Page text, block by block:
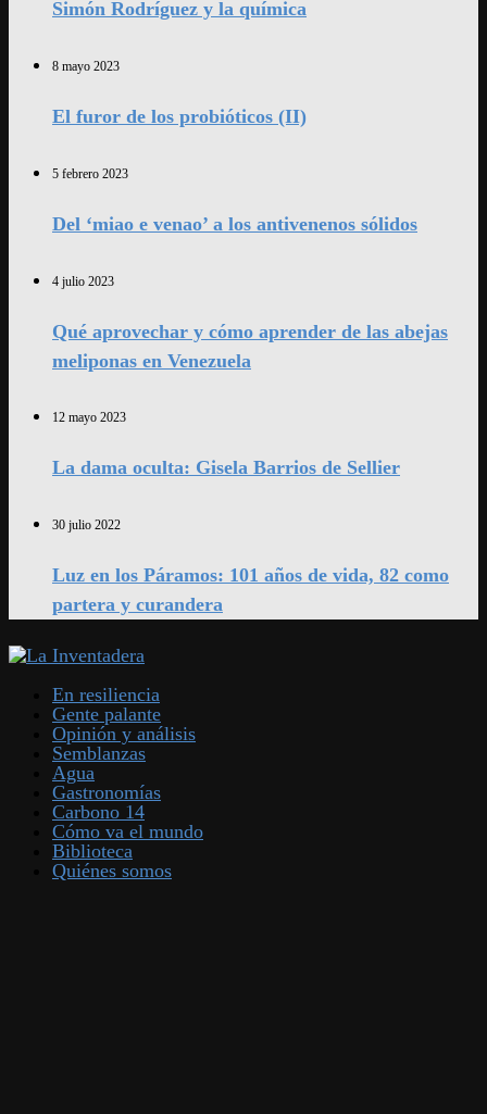
Simón Rodríguez y la química
8 mayo 2023
El furor de los probióticos (II)
5 febrero 2023
Del ‘miao e venao’ a los antivenenos sólidos
4 julio 2023
Qué aprovechar y cómo aprender de las abejas
meliponas en Venezuela
12 mayo 2023
La dama oculta: Gisela Barrios de Sellier
30 julio 2022
Luz en los Páramos: 101 años de vida, 82 como
partera y curandera
En resiliencia
Gente palante
Opinión y análisis
Semblanzas
Agua
Gastronomías
Carbono 14
Cómo va el mundo
Biblioteca
Quiénes somos